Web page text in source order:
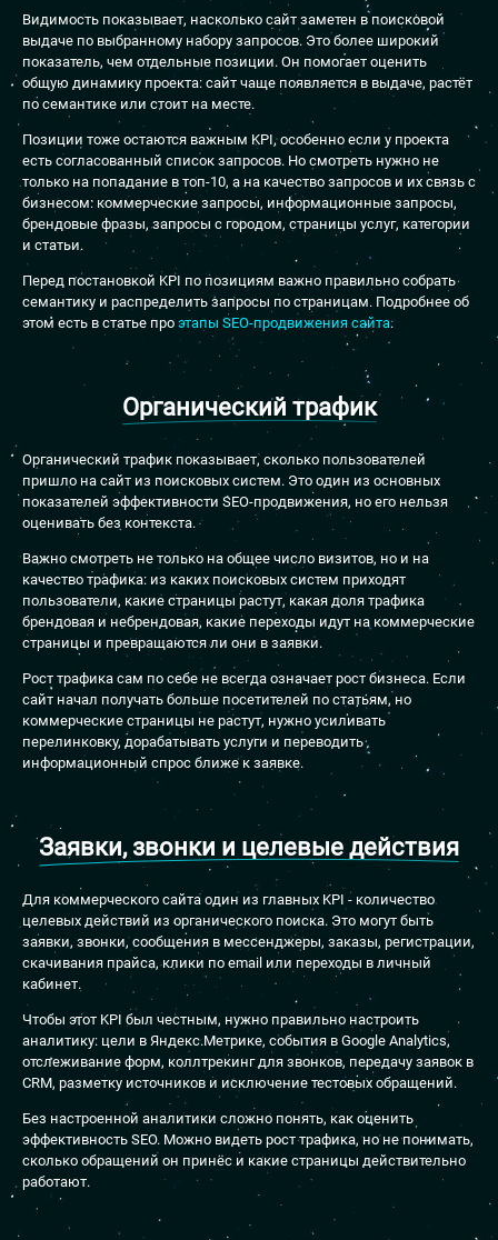
Видимость показывает, насколько сайт заметен в поисковой
выдаче по выбранному набору запросов. Это более широкий
показатель, чем отдельные позиции. Он помогает оценить
общую динамику проекта: сайт чаще появляется в выдаче, растёт
по семантике или стоит на месте.
Позиции тоже остаются важным KPI, особенно если у проекта
есть согласованный список запросов. Но смотреть нужно не
только на попадание в топ-10, а на качество запросов и их связь с
бизнесом: коммерческие запросы, информационные запросы,
брендовые фразы, запросы с городом, страницы услуг, категории
и статьи.
Перед постановкой KPI по позициям важно правильно собрать
семантику и распределить запросы по страницам. Подробнее об
этом есть в статье про этапы SEO-продвижения сайта.
Органический трафик
Органический трафик показывает, сколько пользователей
пришло на сайт из поисковых систем. Это один из основных
показателей эффективности SEO-продвижения, но его нельзя
оценивать без контекста.
Важно смотреть не только на общее число визитов, но и на
качество трафика: из каких поисковых систем приходят
пользователи, какие страницы растут, какая доля трафика
брендовая и небрендовая, какие переходы идут на коммерческие
страницы и превращаются ли они в заявки.
Рост трафика сам по себе не всегда означает рост бизнеса. Если
сайт начал получать больше посетителей по статьям, но
коммерческие страницы не растут, нужно усиливать
перелинковку, дорабатывать услуги и переводить
информационный спрос ближе к заявке.
Заявки, звонки и целевые действия
Для коммерческого сайта один из главных KPI - количество
целевых действий из органического поиска. Это могут быть
заявки, звонки, сообщения в мессенджеры, заказы, регистрации,
скачивания прайса, клики по email или переходы в личный
кабинет.
Чтобы этот KPI был честным, нужно правильно настроить
аналитику: цели в Яндекс.Метрике, события в Google Analytics,
отслеживание форм, коллтрекинг для звонков, передачу заявок в
CRM, разметку источников и исключение тестовых обращений.
Без настроенной аналитики сложно понять, как оценить
эффективность SEO. Можно видеть рост трафика, но не понимать,
сколько обращений он принёс и какие страницы действительно
работают.